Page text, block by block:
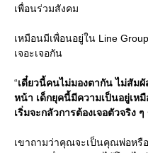
เพื่อนร่วมสังคม
เหมือนมีเพื่อนอยู่ใน Line
เจอะเจอกัน
“เดี๋ยวนี้คนไม่มองตากัน ไม่สัม
หน้า เด็กยุคนี้มีความเป็นอยู่เห
เริ่มจะกลัวการต้องเจอตัวจริ
เขาถามว่าคุณจะเป็นคุณพ่อหรื